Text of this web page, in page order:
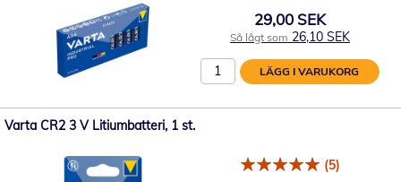
29,00 SEK
Så lågt som 26,10 SEK
LÄGG I VARUKORG
Varta CR2 3 V Litiumbatteri, 1 st.
(5)